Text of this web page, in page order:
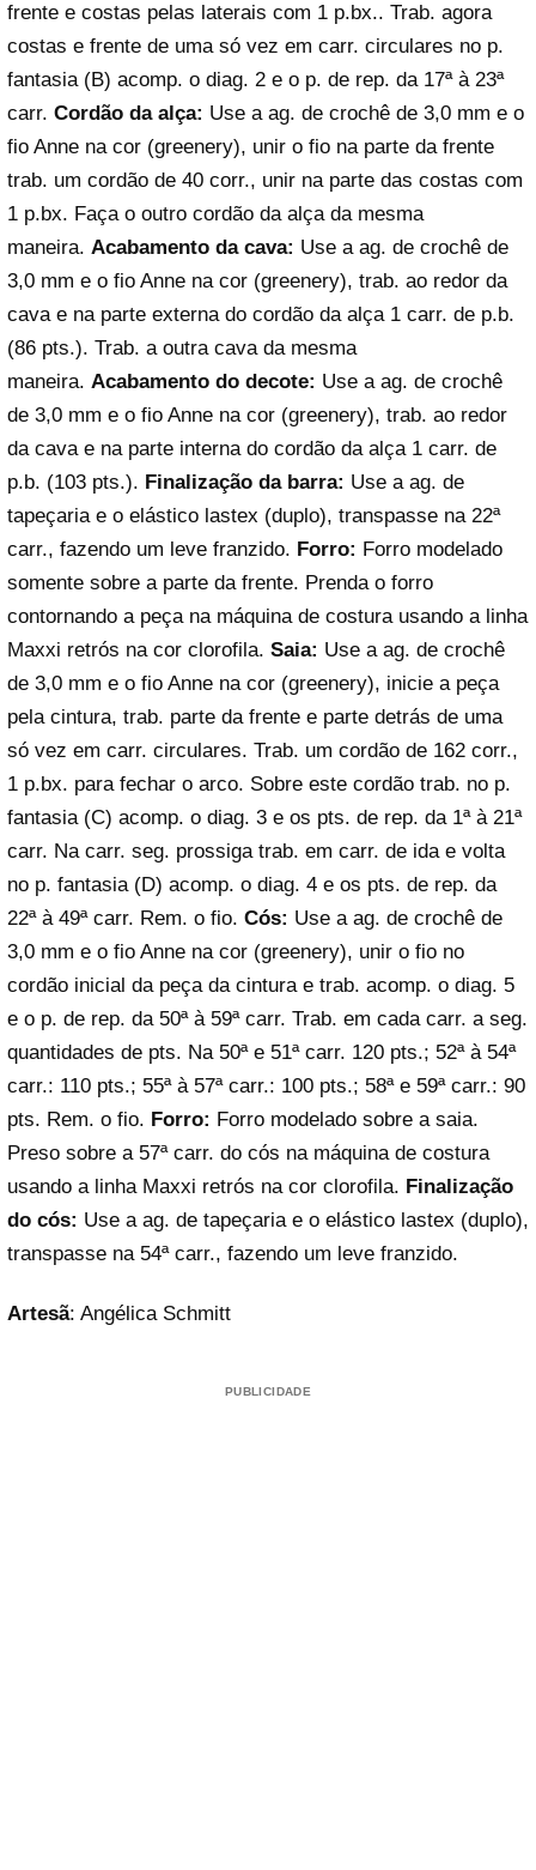
frente e costas pelas laterais com 1 p.bx.. Trab. agora
costas e frente de uma só vez em carr. circulares no p.
fantasia (B) acomp. o diag. 2 e o p. de rep. da 17ª à 23ª
carr. Cordão da alça: Use a ag. de crochê de 3,0 mm e o
fio Anne na cor (greenery), unir o fio na parte da frente
trab. um cordão de 40 corr., unir na parte das costas com
1 p.bx. Faça o outro cordão da alça da mesma
maneira. Acabamento da cava: Use a ag. de crochê de
3,0 mm e o fio Anne na cor (greenery), trab. ao redor da
cava e na parte externa do cordão da alça 1 carr. de p.b.
(86 pts.). Trab. a outra cava da mesma
maneira. Acabamento do decote: Use a ag. de crochê
de 3,0 mm e o fio Anne na cor (greenery), trab. ao redor
da cava e na parte interna do cordão da alça 1 carr. de
p.b. (103 pts.). Finalização da barra: Use a ag. de
tapeçaria e o elástico lastex (duplo), transpasse na 22ª
carr., fazendo um leve franzido. Forro: Forro modelado
somente sobre a parte da frente. Prenda o forro
contornando a peça na máquina de costura usando a linha
Maxxi retrós na cor clorofila. Saia: Use a ag. de crochê
de 3,0 mm e o fio Anne na cor (greenery), inicie a peça
pela cintura, trab. parte da frente e parte detrás de uma
só vez em carr. circulares. Trab. um cordão de 162 corr.,
1 p.bx. para fechar o arco. Sobre este cordão trab. no p.
fantasia (C) acomp. o diag. 3 e os pts. de rep. da 1ª à 21ª
carr. Na carr. seg. prossiga trab. em carr. de ida e volta
no p. fantasia (D) acomp. o diag. 4 e os pts. de rep. da
22ª à 49ª carr. Rem. o fio. Cós: Use a ag. de crochê de
3,0 mm e o fio Anne na cor (greenery), unir o fio no
cordão inicial da peça da cintura e trab. acomp. o diag. 5
e o p. de rep. da 50ª à 59ª carr. Trab. em cada carr. a seg.
quantidades de pts. Na 50ª e 51ª carr. 120 pts.; 52ª à 54ª
carr.: 110 pts.; 55ª à 57ª carr.: 100 pts.; 58ª e 59ª carr.: 90
pts. Rem. o fio. Forro: Forro modelado sobre a saia.
Preso sobre a 57ª carr. do cós na máquina de costura
usando a linha Maxxi retrós na cor clorofila. Finalização
do cós: Use a ag. de tapeçaria e o elástico lastex (duplo),
transpasse na 54ª carr., fazendo um leve franzido.
Artesã: Angélica Schmitt
PUBLICIDADE